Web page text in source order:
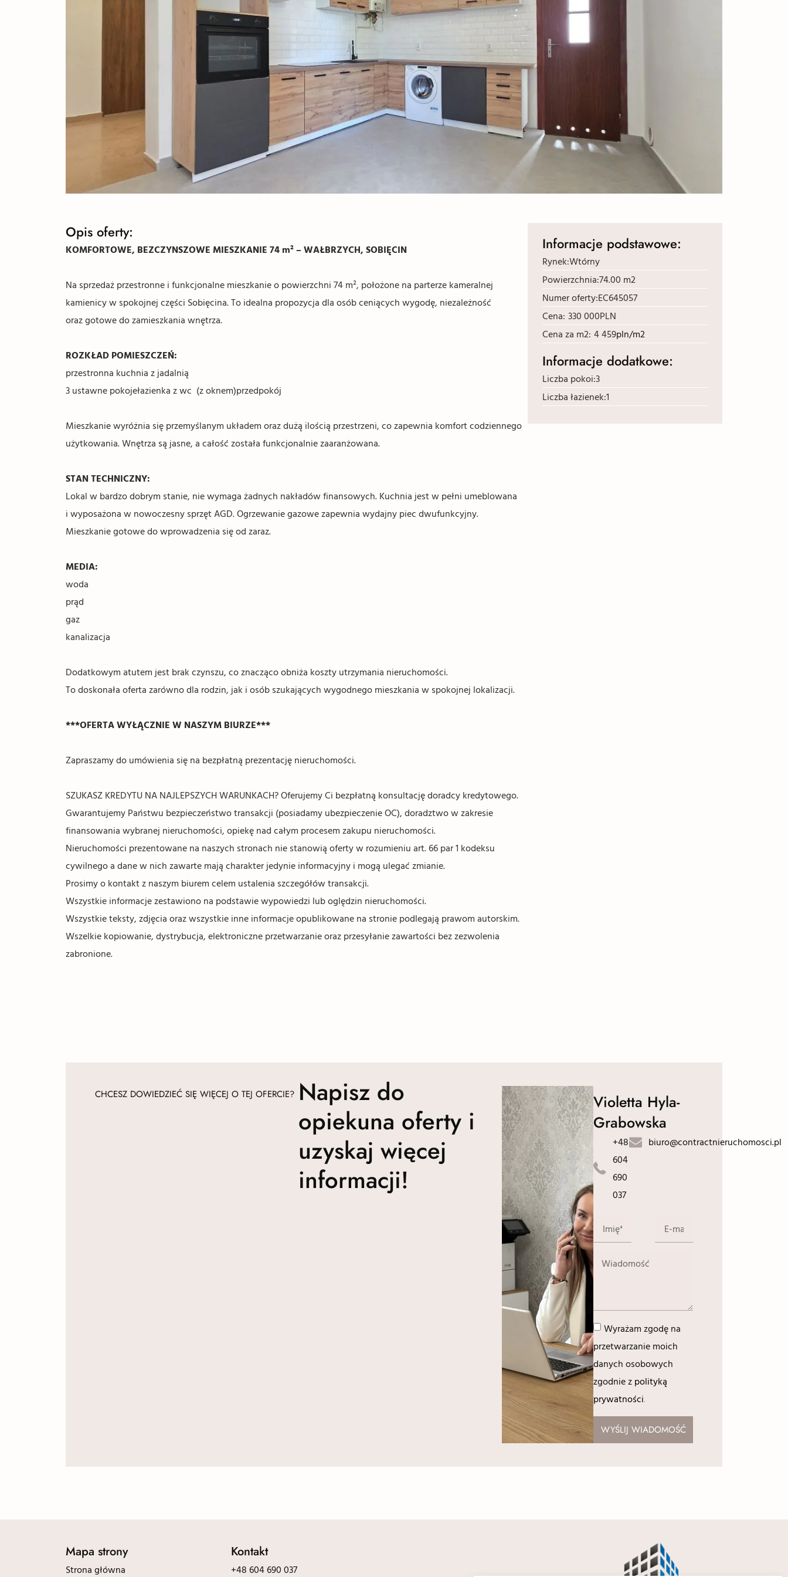
Opis oferty:
KOMFORTOWE, BEZCZYNSZOWE MIESZKANIE 74 m² – WAŁBRZYCH, SOBIĘCIN
Na sprzedaż przestronne i funkcjonalne mieszkanie o powierzchni 74 m², położone na parterze kameralnej
kamienicy w spokojnej części Sobięcina. To idealna propozycja dla osób ceniących wygodę, niezależność
oraz gotowe do zamieszkania wnętrza.
ROZKŁAD POMIESZCZEŃ:
przestronna kuchnia z jadalnią
3 ustawne pokojełazienka z wc (z oknem)przedpokój
Mieszkanie wyróżnia się przemyślanym układem oraz dużą ilością przestrzeni, co zapewnia komfort codziennego
użytkowania. Wnętrza są jasne, a całość została funkcjonalnie zaaranżowana.
STAN TECHNICZNY:
Lokal w bardzo dobrym stanie, nie wymaga żadnych nakładów finansowych. Kuchnia jest w pełni umeblowana
i wyposażona w nowoczesny sprzęt AGD. Ogrzewanie gazowe zapewnia wydajny piec dwufunkcyjny.
Mieszkanie gotowe do wprowadzenia się od zaraz.
MEDIA:
woda
prąd
gaz
kanalizacja
Dodatkowym atutem jest brak czynszu, co znacząco obniża koszty utrzymania nieruchomości.
To doskonała oferta zarówno dla rodzin, jak i osób szukających wygodnego mieszkania w spokojnej lokalizacji.
***OFERTA WYŁĄCZNIE W NASZYM BIURZE***
Zapraszamy do umówienia się na bezpłatną prezentację nieruchomości.
SZUKASZ KREDYTU NA NAJLEPSZYCH WARUNKACH? Oferujemy Ci bezpłatną konsultację doradcy kredytowego.
Gwarantujemy Państwu bezpieczeństwo transakcji (posiadamy ubezpieczenie OC), doradztwo w zakresie
finansowania wybranej nieruchomości, opiekę nad całym procesem zakupu nieruchomości.
Nieruchomości prezentowane na naszych stronach nie stanowią oferty w rozumieniu art. 66 par 1 kodeksu
cywilnego a dane w nich zawarte mają charakter jedynie informacyjny i mogą ulegać zmianie.
Prosimy o kontakt z naszym biurem celem ustalenia szczegółów transakcji.
Wszystkie informacje zestawiono na podstawie wypowiedzi lub oględzin nieruchomości.
Wszystkie teksty, zdjęcia oraz wszystkie inne informacje opublikowane na stronie podlegają prawom autorskim.
Wszelkie kopiowanie, dystrybucja, elektroniczne przetwarzanie oraz przesyłanie zawartości bez zezwolenia
zabronione.
Informacje podstawowe:
Rynek:Wtórny
Powierzchnia:74.00 m2
Numer oferty:EC645057
Cena: 330 000PLN
Cena za m2: 4 459pln/m2
Informacje dodatkowe:
Liczba pokoi:3
Liczba łazienek:1
CHCESZ DOWIEDZIEĆ SIĘ WIĘCEJ O TEJ OFERCIE? Napisz do
opiekuna oferty i
uzyskaj więcej
informacji!
Violetta Hyla-
Grabowska
+48
604
690
037
biuro@contractnieruchomosci.pl
Wyrażam zgodę na
przetwarzanie moich
danych osobowych
zgodnie z polityką
prywatności.
WYŚLIJ WIADOMOŚĆ
Mapa strony
Strona główna
Kontakt
+48 604 690 037